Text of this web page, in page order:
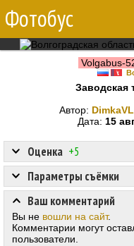
Фотобус
Volgabus-
Заводская
Автор:
Дата: 15
Оценка +5
Параметры съёмки
Ваш комментарий
Вы не вошли на сайт.
Комментарии могут
пользователи.